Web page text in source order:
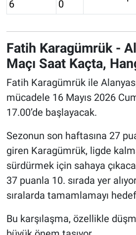
6 0
Fatih Karagümrük -
Maçı Saat Kaçta,
Fatih Karagümrük ile
mücadele 16 Mayıs 2026
17.00’de başlayacak.
Sezonun son haftasına 27
giren Karagümrük, ligde
sürdürmek için sahaya
37 puanla 10. sırada yer
sıralarda tamamlamayı
Bu karşılaşma, özellikle